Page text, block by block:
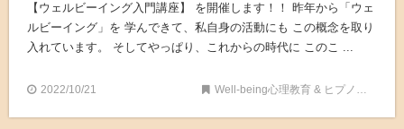
【ウェルビーイング入門講座】 を開催します！！ 昨年から「ウェ
ルビーイング」を 学んできて、私自身の活動にも この概念を取り
入れています。 そしてやっぱり、これからの時代に このこ ...
2022/10/21 Well-being心理教育 & ヒプノセラピー